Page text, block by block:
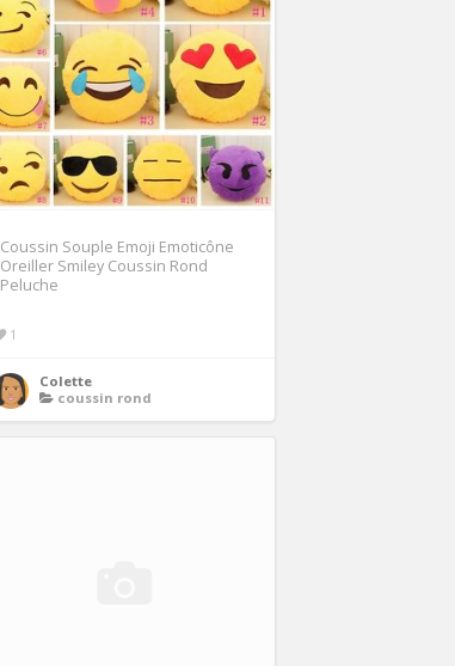
Coussin Souple Emoji Emoticône
Oreiller Smiley Coussin Rond
Peluche
1
Colette
coussin rond